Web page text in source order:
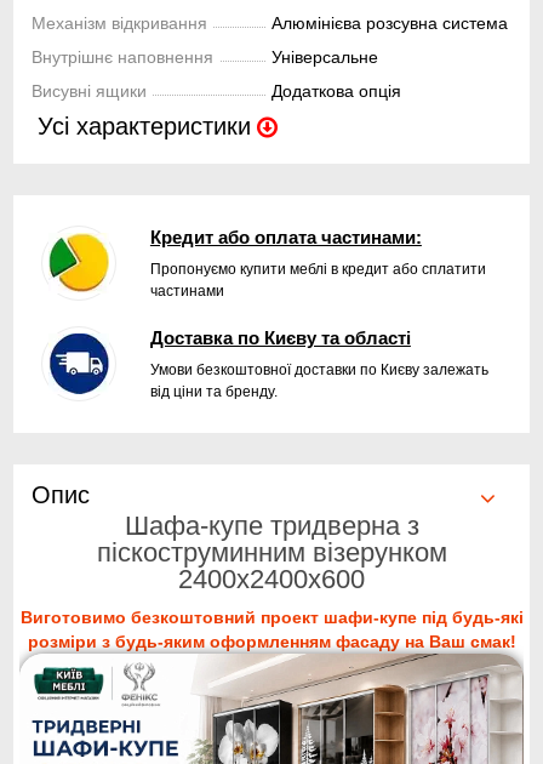
Механізм відкривання
Алюмінієва розсувна система
Внутрішнє наповнення
Універсальне
Висувні ящики
Додаткова опція
Усі характеристики
Кредит або оплата частинами:
Пропонуємо купити меблі в кредит або сплатити
частинами
Доставка по Києву та області
Умови безкоштовної доставки по Києву залежать
від ціни та бренду.
Опис
Шафа-купе тридверна з
піскоструминним візерунком
2400x2400x600
Виготовимо безкоштовний проект шафи-купе під будь-які
розміри з будь-яким оформленням фасаду на Ваш смак!